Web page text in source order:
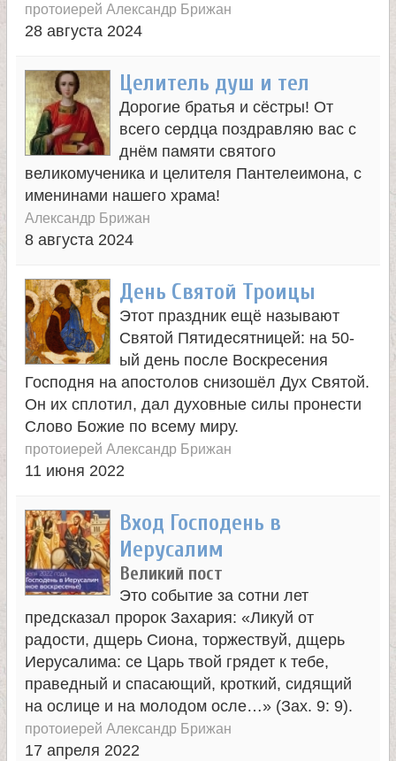
ч
е
н
и
к
и
ц
л
и
л
я
П
протоиерей Александр Брижан
28 августа 2024
Целитель душ и тел
Дорогие братья и сёстры! От
всего сердца поздравляю вас с
днём памяти святого
великомученика и целителя Пантелеимона, с
именинами нашего храма!
Александр Брижан
8 августа 2024
День Святой Троицы
Этот праздник ещё называют
Святой Пятидесятницей: на 50-
ый день после Воскресения
Господня на апостолов снизошёл Дух Святой.
Он их сплотил, дал духовные силы пронести
Слово Божие по всему миру.
протоиерей Александр Брижан
11 июня 2022
Вход Господень в
Иерусалим
Великий пост
Это событие за сотни лет
предсказал пророк Захария: «Ликуй от
радости, дщерь Сиона, торжествуй, дщерь
Иерусалима: се Царь твой грядет к тебе,
праведный и спасающий, кроткий, сидящий
на ослице и на молодом осле…» (Зах. 9: 9).
протоиерей Александр Брижан
17 апреля 2022